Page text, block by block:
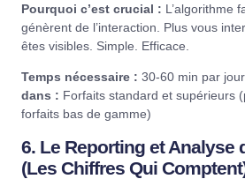
Pourquoi c’est crucial : L’algorithme
génèrent de l’interaction. Plus vous
êtes visibles. Simple. Efficace.
Temps nécessaire : 30-60 min par
dans : Forfaits standard et supérieurs
forfaits bas de gamme)
6. Le Reporting et Analyse
(Les Chiffres Qui